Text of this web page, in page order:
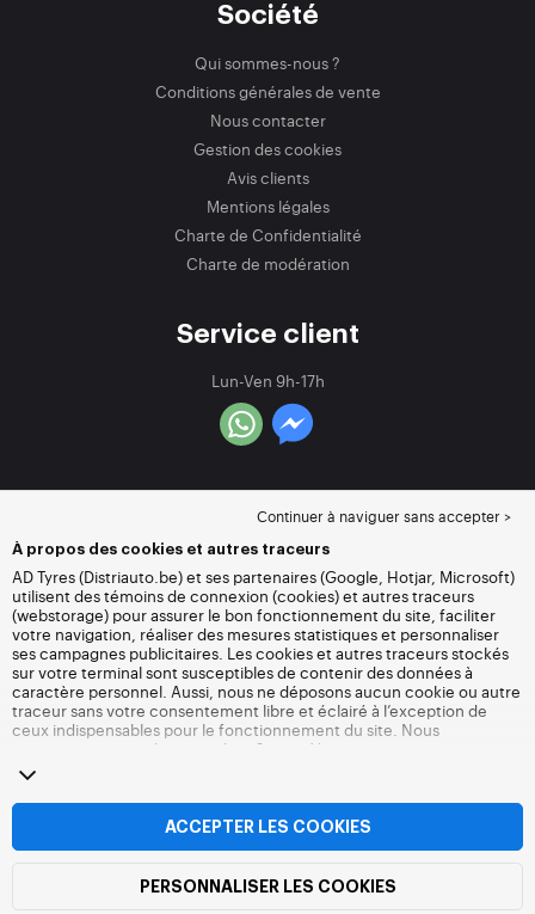
Société
Qui sommes-nous ?
Conditions générales de vente
Nous contacter
Gestion des cookies
Avis clients
Mentions légales
Charte de Confidentialité
Charte de modération
Service client
Lun-Ven 9h-17h
Continuer à naviguer sans accepter >
À propos des cookies et autres traceurs
AD Tyres (Distriauto.be) et ses partenaires (Google, Hotjar, Microsoft)
utilisent des témoins de connexion (cookies) et autres traceurs
(webstorage) pour assurer le bon fonctionnement du site, faciliter
votre navigation, réaliser des mesures statistiques et personnaliser
ses campagnes publicitaires. Les cookies et autres traceurs stockés
sur votre terminal sont susceptibles de contenir des données à
caractère personnel. Aussi, nous ne déposons aucun cookie ou autre
traceur sans votre consentement libre et éclairé à l’exception de
ceux indispensables pour le fonctionnement du site. Nous
conservons votre choix pendant 6 mois. Vous pouvez retirer votre
consentement à tout moment en vous rendant sur la
autres traceurs
accepter le dépôt de cookies ou autres traceurs. Le refus ne fait pas
obstacle à l’accès aux services Distriauto.be. Pour plus
d’informations, nous vous invitons à consulter
autres traceurs.
ACCEPTER LES COOKIES
PERSONNALISER LES COOKIES